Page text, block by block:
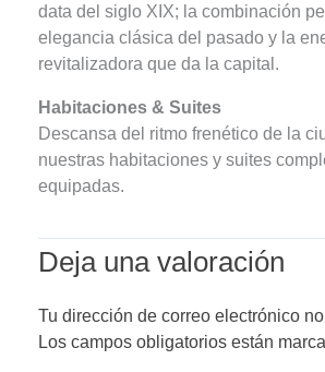
data del siglo XIX; la combinación
elegancia clásica del pasado y la
revitalizadora que da la capital.
Habitaciones & Suites
Descansa del ritmo frenético de la
nuestras habitaciones y suites
equipadas.
Deja una valoración
Tu dirección de correo electrónico
Los campos obligatorios están